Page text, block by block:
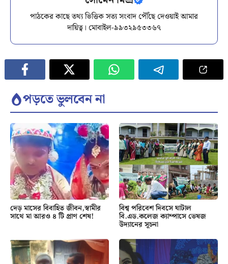
পাঠকের কাছে তথ্য ভিত্তিক সত্য সংবাদ পৌঁছে দেওয়াই আমার
দায়িত্ব। মোবাইল-৯৯৩২৯৫৩৩৬৭
পড়তে ভুলবেন না
দেড় মাসের বিবাহিত জীবন,স্বামীর
সাথে মা আরও ৪ টি প্রাণ শেষ!
বিশ্ব পরিবেশ দিবসে ঘাটাল
বি.এড.কলেজ ক্যাম্পাসে ভেষজ
উদ্যানের সূচনা